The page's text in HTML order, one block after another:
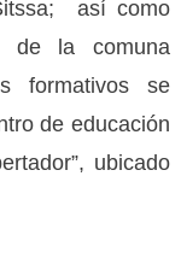
así como
de la comuna
formativos se
de educación
ubicado